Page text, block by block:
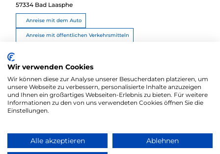
57334 Bad Laasphe
Anreise mit dem Auto
Anreise mit öffentlichen Verkehrsmitteln
Wir verwenden Cookies
Wir können diese zur Analyse unserer Besucherdaten platzieren, um
unsere Webseite zu verbessern, personalisierte Inhalte anzuzeigen
und Ihnen ein großartiges Webseiten-Erlebnis zu bieten. Für weitere
Informationen zu den von uns verwendeten Cookies öffnen Sie die
Einstellungen.
Alle akzeptieren Ablehnen